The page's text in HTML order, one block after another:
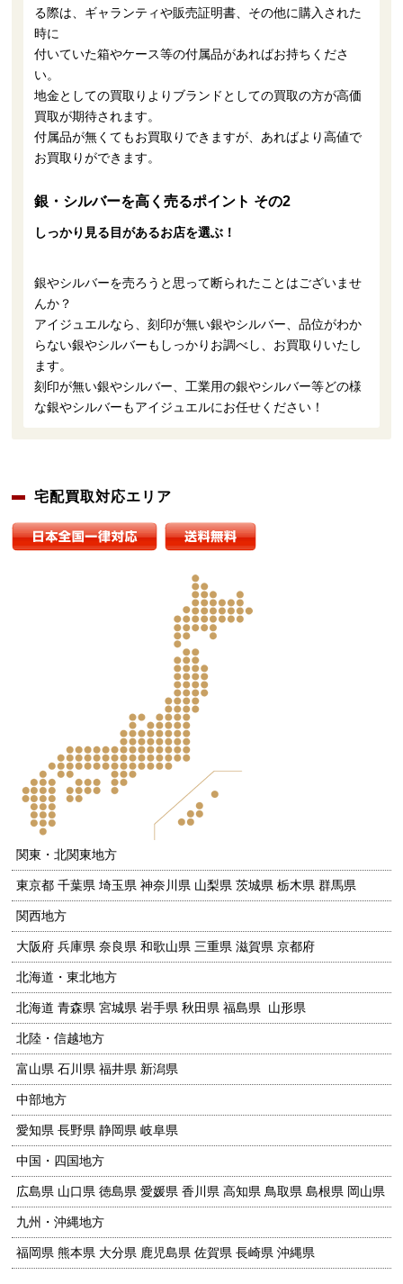
る際は、ギャランティや販売証明書、その他に購入された
時に
付いていた箱やケース等の付属品があればお持ちくださ
い。
地金としての買取りよりブランドとしての買取の方が高価
買取が期待されます。
付属品が無くてもお買取りできますが、あればより高値で
お買取りができます。
銀・シルバーを高く売るポイント その2
しっかり見る目があるお店を選ぶ！
銀やシルバーを売ろうと思って断られたことはございませ
んか？
アイジュエルなら、刻印が無い銀やシルバー、品位がわか
らない銀やシルバーもしっかりお調べし、お買取りいたし
ます。
刻印が無い銀やシルバー、工業用の銀やシルバー等どの様
な銀やシルバーもアイジュエルにお任せください！
宅配買取対応エリア
関東・北関東地方
東京都 千葉県 埼玉県 神奈川県 山梨県 茨城県 栃木県 群馬県
関西地方
大阪府 兵庫県 奈良県 和歌山県 三重県 滋賀県 京都府
北海道・東北地方
北海道 青森県 宮城県 岩手県 秋田県 福島県 山形県
北陸・信越地方
富山県 石川県 福井県 新潟県
中部地方
愛知県 長野県 静岡県 岐阜県
中国・四国地方
広島県 山口県 徳島県 愛媛県 香川県 高知県 鳥取県 島根県 岡山県
九州・沖縄地方
福岡県 熊本県 大分県 鹿児島県 佐賀県 長崎県 沖縄県